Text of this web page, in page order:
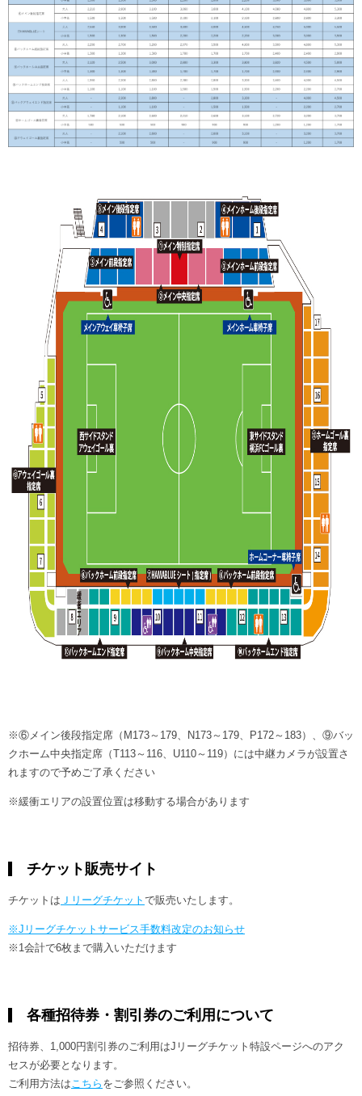
※⑥メイン後段指定席（M173～179、N173～179、P172～183）、⑨バッ
クホーム中央指定席（T113～116、U110～119）には中継カメラが設置さ
れますので予めご了承ください
※緩衝エリアの設置位置は移動する場合があります
チケット販売サイト
チケットは Ｊリーグチケット で販売いたします。
※Jリーグチケットサービス手数料改定のお知らせ
※1会計で6枚まで購入いただけます
各種招待券・割引券のご利用について
招待券、1,000円割引券のご利用はJリーグチケット特設ページへのアク
セスが必要となります。
ご利用方法はこちら をご参照ください。